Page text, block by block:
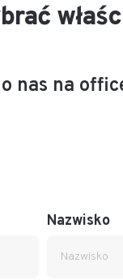
nas na
Nazwisko